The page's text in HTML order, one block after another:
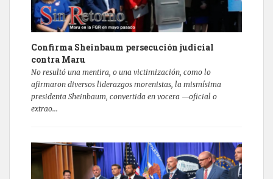
Confirma Sheinbaum persecución judicial
contra Maru
No resultó una mentira, o una victimización, como lo
afirmaron diversos liderazgos morenistas, la mismísima
presidenta Sheinbaum, convertida en vocera —oficial o
extrao...